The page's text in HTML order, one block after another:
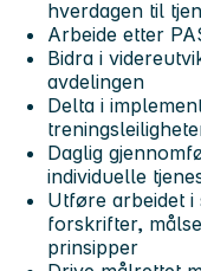
hverdagen til
Arbeide etter
Bidra i
avdelingen
Delta i
Daglig
individuelle
Utføre arbeidet i
forskrifter,
prinsipper